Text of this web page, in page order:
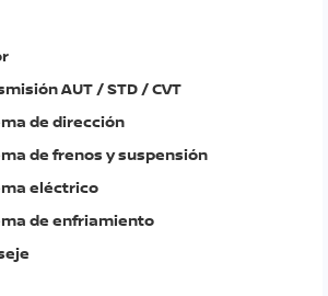
AUT / STD / CVT
de dirección
de frenos y suspensión
eléctrico
de enfriamiento